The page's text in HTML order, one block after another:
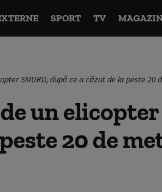
SPORT TV
SMURD, după ce a căzut de la peste 20
un elicopter
peste 20 de